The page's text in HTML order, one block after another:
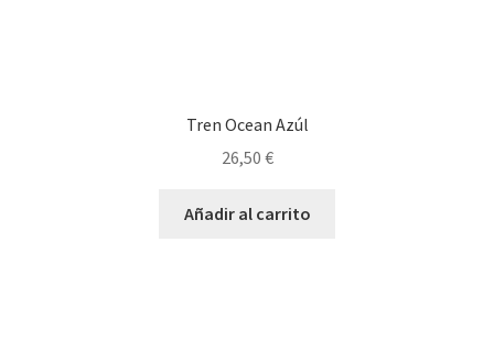
Tren Ocean Azúl
26,50 €
Añadir al carrito